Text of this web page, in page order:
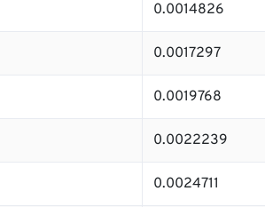
0.0014826
0.0017297
0.0019768
0.0022239
0.0024711